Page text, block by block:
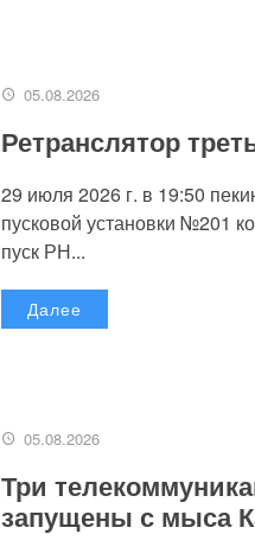
05.08.2026
Ретранслятор
29 июля 2026 г. в 19:50
пусковой установки №201
пуск РН...
Далее
05.08.2026
Три
запущены с мыса